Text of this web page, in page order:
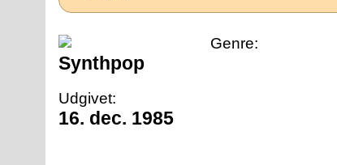
Genre:
Synthpop
Udgivet:
16. dec. 1985